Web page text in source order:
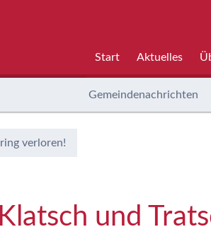
Start Aktuelles
Gemeindenachrichten
verloren!
Klatsch und